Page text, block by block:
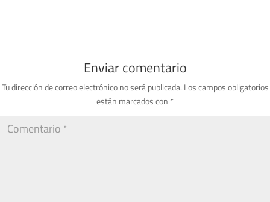
Enviar comentario
Tu dirección de correo electrónico no será publicada. Los campos obligatorios
están marcados con *